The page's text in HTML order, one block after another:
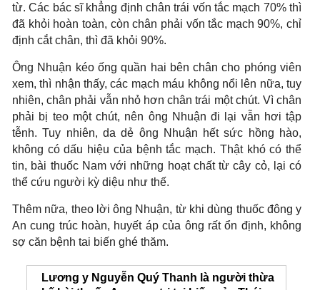
từ. Các bác sĩ khẳng định chân trái vốn tắc mạch 70% thì
đã khỏi hoàn toàn, còn chân phải vốn tắc mạch 90%, chỉ
định cắt chân, thì đã khỏi 90%.
Ông Nhuận kéo ống quần hai bên chân cho phóng viên
xem, thì nhận thấy, các mạch máu không nổi lên nữa, tuy
nhiên, chân phải vẫn nhỏ hơn chân trái một chút. Vì chân
phải bị teo một chút, nên ông Nhuận đi lại vẫn hơi tập
tễnh. Tuy nhiên, da dẻ ông Nhuận hết sức hồng hào,
không có dấu hiệu của bệnh tắc mạch. Thật khó có thể
tin, bài thuốc Nam với những hoạt chất từ cây cỏ, lại có
thể cứu người kỳ diệu như thế.
Thêm nữa, theo lời ông Nhuận, từ khi dùng thuốc đông y
An cung trúc hoàn, huyết áp của ông rất ổn định, không
sợ căn bệnh tai biến ghé thăm.
Lương y Nguyễn Quý Thanh là người thừa